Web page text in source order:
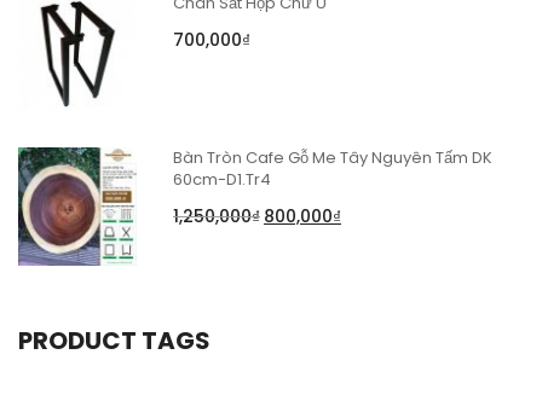
700,000₫
Bàn Tròn Cafe Gỗ Me Tây Nguyên Tấm DK
60cm-D1.Tr4
1,250,000₫ 800,000₫
PRODUCT TAGS